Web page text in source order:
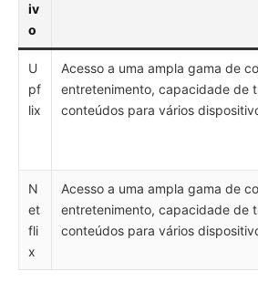
iv
o
U
pf
lix
Acesso a uma ampla gama de
entretenimento, capacidade de
conteúdos para vários
N
et
fli
x
Acesso a uma ampla gama de
entretenimento, capacidade de
conteúdos para vários